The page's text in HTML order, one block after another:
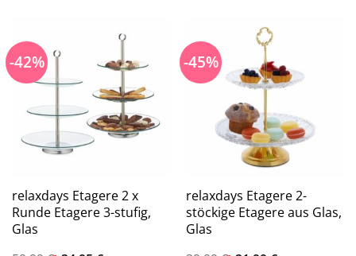
-42%
relaxdays Etagere 2 x
Runde Etagere 3-stufig,
Glas
-45%
relaxdays Etagere 2-
stöckige Etagere aus Glas,
Glas